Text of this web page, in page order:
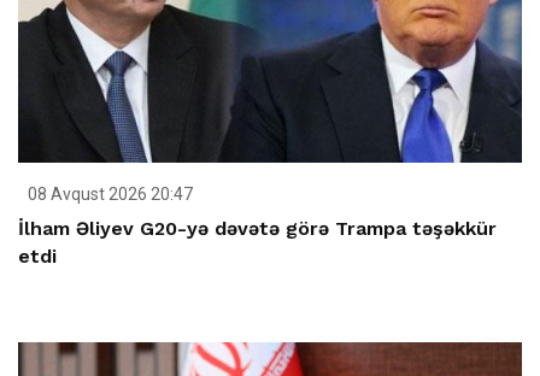
08 Avqust 2026 20:47
İlham Əliyev G20-yə dəvətə görə Trampa təşəkkür
etdi